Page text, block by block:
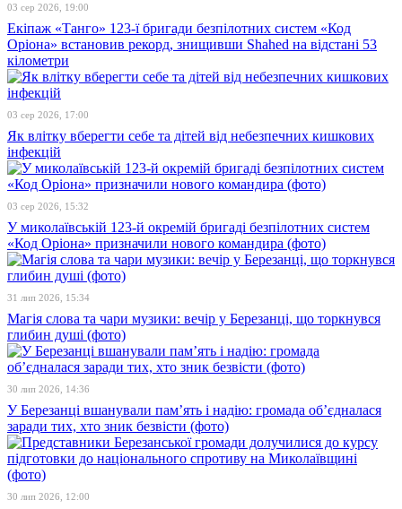
03 сер 2026, 19:00
Екіпаж «Танго» 123-ї бригади безпілотних систем «Код
Оріона» встановив рекорд, знищивши Shahed на відстані 53
кілометри
03 сер 2026, 17:00
Як влітку вберегти себе та дітей від небезпечних кишкових
інфекцій
03 сер 2026, 15:32
У миколаївській 123-й окремій бригаді безпілотних систем
«Код Оріона» призначили нового командира (фото)
31 лип 2026, 15:34
Магія слова та чари музики: вечір у Березанці, що торкнувся
глибин душі (фото)
30 лип 2026, 14:36
У Березанці вшанували пам’ять і надію: громада об’єдналася
заради тих, хто зник безвісти (фото)
30 лип 2026, 12:00